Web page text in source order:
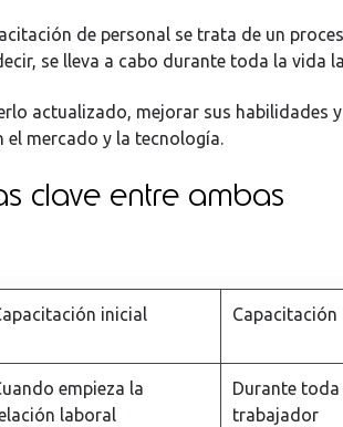
de personal se trata de un
se lleva a cabo durante toda la vida
actualizado, mejorar sus habilidades
el mercado y la tecnología.
clave entre ambas
inicial
empieza la
laboral
Durante
trabajador